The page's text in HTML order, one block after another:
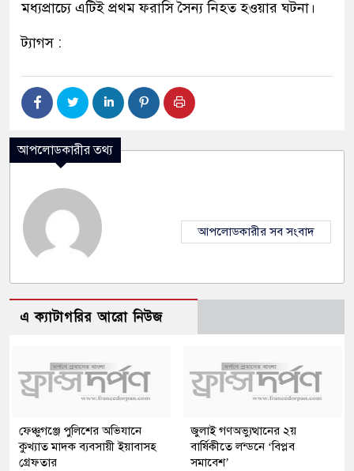
মধ্যপ্রাচ্যে এটিই প্রথম ফরাসি সৈন্য নিহত হওয়ার ঘটনা।
ট্যাগস :
আপলোডকারীর তথ্য
আপলোডকারীর সব সংবাদ
এ ক্যাটাগরির আরো নিউজ
ফেঞ্চুগঞ্জে পুলিশের অভিযানে
কুখ্যাত মাদক ব্যবসায়ী ইয়াবাসহ
গ্রেফতার
জুলাই গণঅভ্যুত্থানের ২য়
বার্ষিকীতে লন্ডনে ‘বিপ্লব
সমাবেশ’